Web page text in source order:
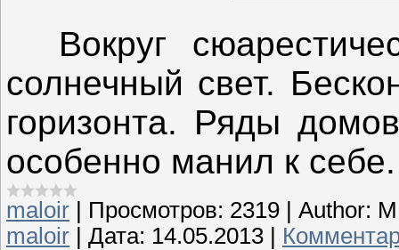
Вокруг
солнечный свет.
горизонта. Ряды
особенно манил к себе.
maloir Просмотров: 2319 Author:
maloir
Дата: 14.05.2013